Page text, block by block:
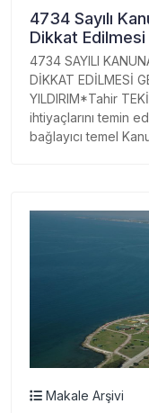
4734 Sayılı
Dikkat Edilmesi
4734 SAYILI
DİKKAT EDİLMESİ
YILDIRIM*Tahir
ihtiyaçlarını temin
bağlayıcı temel
Makale Arşivi